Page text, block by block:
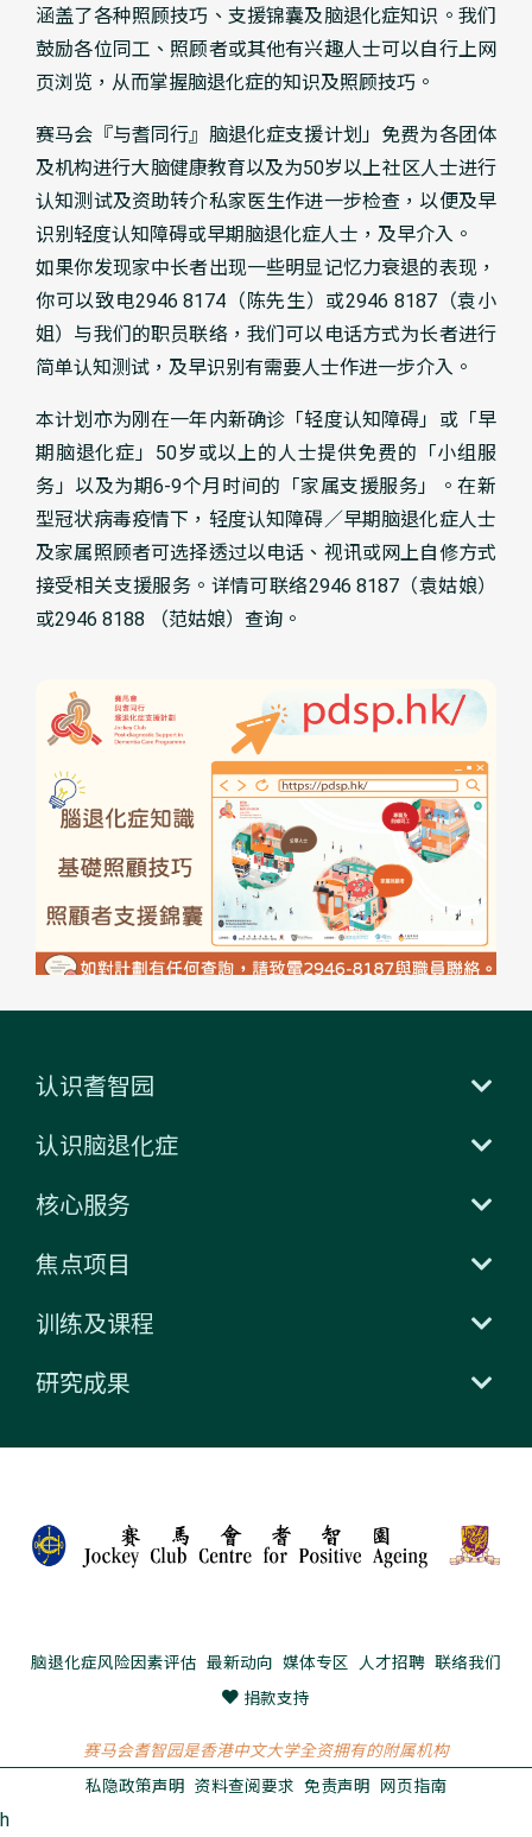
涵盖了各种照顾技巧、支援锦囊及脑退化症知识。我们
鼓励各位同工、照顾者或其他有兴趣人士可以自行上网
页浏览，从而掌握脑退化症的知识及照顾技巧。
赛马会『与耆同行』脑退化症支援计划」免费为各团体
及机构进行大脑健康教育以及为50岁以上社区人士进行
认知测试及资助转介私家医生作进一步检查，以便及早
识别轻度认知障碍或早期脑退化症人士，及早介入。
如果你发现家中长者出现一些明显记忆力衰退的表现，
你可以致电2946 8174（陈先生）或2946 8187（袁小
姐）与我们的职员联络，我们可以电话方式为长者进行
简单认知测试，及早识别有需要人士作进一步介入。
本计划亦为刚在一年内新确诊「轻度认知障碍」或「早
期脑退化症」50岁或以上的人士提供免费的「小组服
务」以及为期6-9个月时间的「家属支援服务」。在新
型冠状病毒疫情下，轻度认知障碍／早期脑退化症人士
及家属照顾者可选择透过以电话、视讯或网上自修方式
接受相关支援服务。详情可联络2946 8187（袁姑娘）
或2946 8188 （范姑娘）查询。
认识耆智园
认识脑退化症
核心服务
焦点项目
训练及课程
研究成果
脑退化症风险因素评估 最新动向 媒体专区 人才招聘 联络我们
捐款支持
赛马会耆智园是香港中文大学全资拥有的附属机构
私隐政策声明 资料查阅要求 免责声明 网页指南
h